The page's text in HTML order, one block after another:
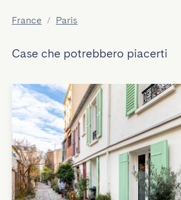
France / Paris
Case che potrebbero piacerti